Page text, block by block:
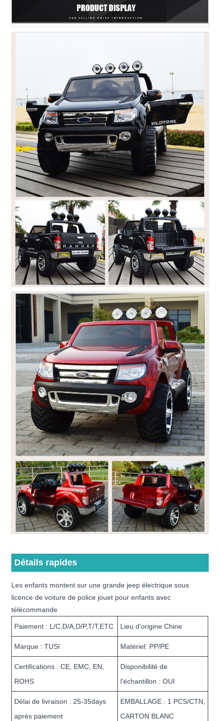
Détails rapides
Les enfants montent sur une grande jeep électrique sous
licence de voiture de police jouet pour enfants avec
télécommande
Paiement : L/C,D/A,D/P,T/T,ETC Lieu d'origine Chine
Marque : TUSI Matériel: PP/PE
Certifications : CE, EMC, EN,
ROHS
Disponibilité de
l'échantillon : OUI
Délai de livraison : 25-35days
après paiement
EMBALLAGE : 1 PCS/CTN,
CARTON BLANC